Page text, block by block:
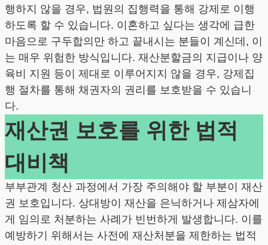
행하지 않을 경우, 법원의 집행력을 통해 강제로 이행
하도록 할 수 있습니다. 이혼하고 싶다는 생각에 급한
마음으로 구두합의만 하고 끝내시는 분들이 계신데, 이
는 매우 위험한 방식입니다. 재산분할금의 지급이나 양
육비 지원 등이 제대로 이루어지지 않을 경우, 강제집
행 절차를 통해 채권자의 권리를 보호받을 수 있습니
다.
재산권 보호를 위한 법적
대비책
부부관계 청산 과정에서 가장 주의해야 할 부분이 재산
권 보호입니다. 상대방이 재산을 은닉하거나 제삼자에
게 임의로 처분하는 사례가 빈번하게 발생합니다. 이를
예방하기 위해서는 사전에 재산처분을 제한하는 법적